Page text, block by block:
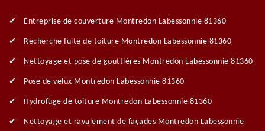
Entreprise de couverture Montredon Labessonnie 81360
Recherche fuite de toiture Montredon Labessonnie 81360
Nettoyage et pose de gouttières Montredon Labessonnie 81360
Pose de velux Montredon Labessonnie 81360
Hydrofuge de toiture Montredon Labessonnie 81360
Nettoyage et ravalement de façades Montredon Labessonnie